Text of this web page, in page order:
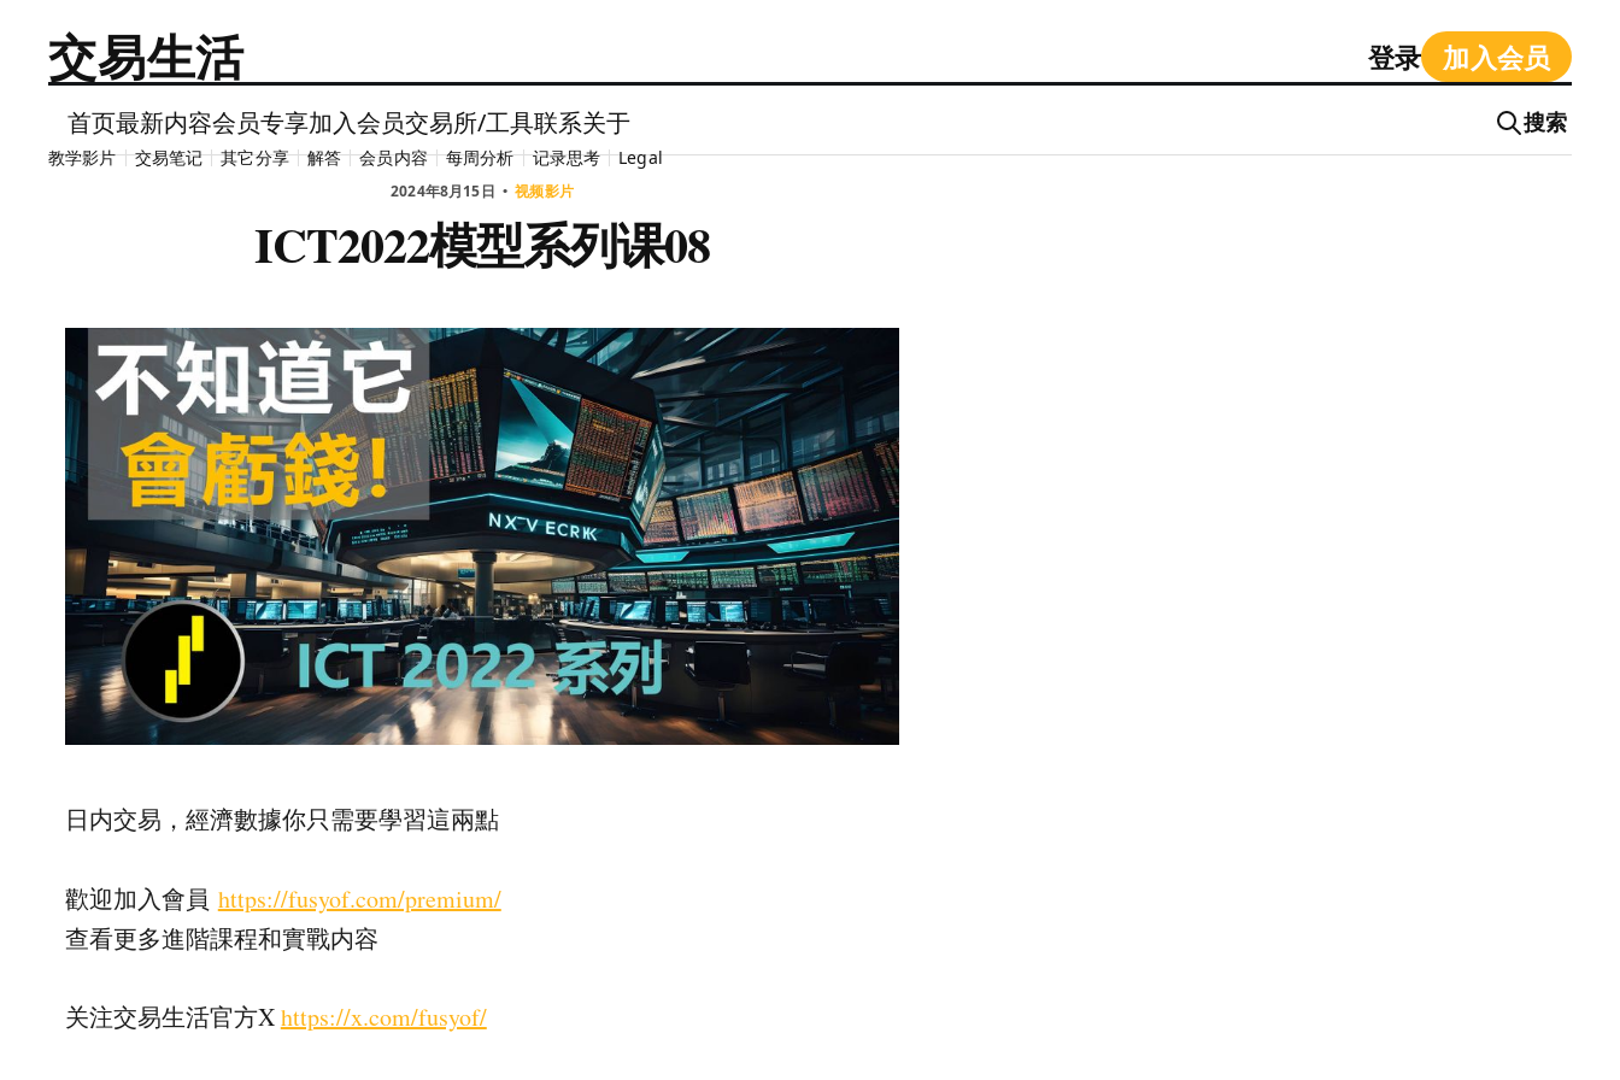
交易生活 登录 加入会员
首页最新内容会员专享加入会员交易所/工具联系关于 搜索
教学影片 交易笔记 其它分享 解答 会员内容 每周分析 记录思考 Legal
2024年8月15日 视频影片
ICT2022模型系列课08
日内交易，經濟數據你只需要學習這兩點
歡迎加入會員 https://fusyof.com/premium/
查看更多進階課程和實戰内容
关注交易生活官方Xhttps://x.com/fusyof/